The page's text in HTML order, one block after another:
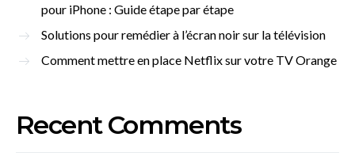
pour iPhone : Guide étape par étape
Solutions pour remédier à l’écran noir sur la télévision
Comment mettre en place Netflix sur votre TV Orange
Recent Comments